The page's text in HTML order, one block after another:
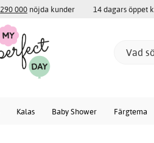
290 000 nöjda kunder 14 dagars öppet
Kalas Baby Shower Färgtema